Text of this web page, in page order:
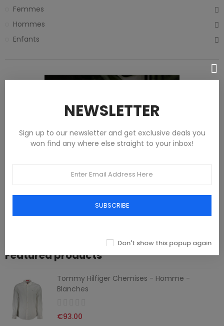
Femmes
Hommes
Enfants
Featured products
Tommy Hilfiger Chemises - Homme -
Blanches
€93.00
NEWSLETTER
Sign up to our newsletter and get exclusive deals you
won find any where else straight to your inbox!
SUBSCRIBE
Don't show this popup again